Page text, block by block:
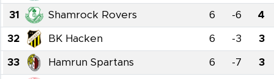
31 Shamrock Rovers 6 -6 4
32 BK Hacken 6 -3 3
33 Hamrun Spartans 6 -7 3